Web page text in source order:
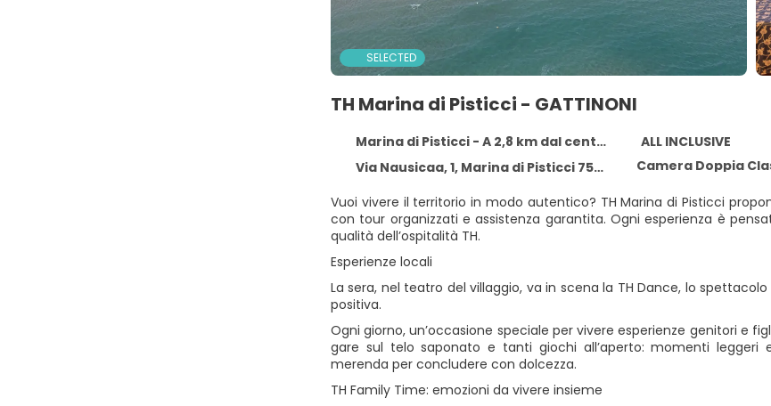
SELECTED
TH Marina di Pisticci - GATTINONI
Marina di Pisticci - A 2,8 km dal centro
ALL INCLUSIVE
Via Nausicaa, 1, Marina di Pisticci 75015
Camera Doppia
TH Family Time: emozioni da vivere insieme
Ogni giorno, un’occasione speciale per vivere esperienze genitori e
gare sul telo saponato e tanti giochi all’aperto: momenti
merenda per concludere con dolcezza.
La sera, nel teatro del villaggio, va in scena la TH Dance, lo
positiva.
Esperienze locali
Vuoi vivere il territorio in modo autentico? TH Marina di Pisticci
con tour organizzati e assistenza garantita. Ogni esperienza è
qualità dell’ospitalità TH.